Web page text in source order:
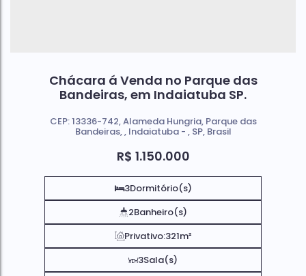
Chácara á Venda no Parque das
Bandeiras, em Indaiatuba SP.
R$ 1.150.000
CEP: 13336-742,Alameda Hungria, Parque das
Bandeiras , Indaiatuba , SP, Brasil
3Dormitório(s)
2Banheiro(s)
Privativo:321m²
3Sala(s)